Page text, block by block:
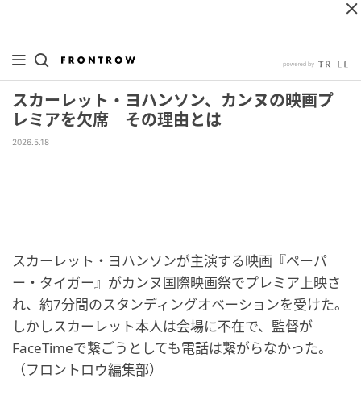
スカーレット・ヨハンソン、カンヌの映画プ
レミアを欠席 その理由とは
2026.5.18
スカーレット・ヨハンソンが主演する映画『ペーパ
ー・タイガー』がカンヌ国際映画祭でプレミア上映さ
れ、約7分間のスタンディングオベーションを受けた。
しかしスカーレット本人は会場に不在で、監督が
FaceTimeで繋ごうとしても電話は繋がらなかった。
（フロントロウ編集部）